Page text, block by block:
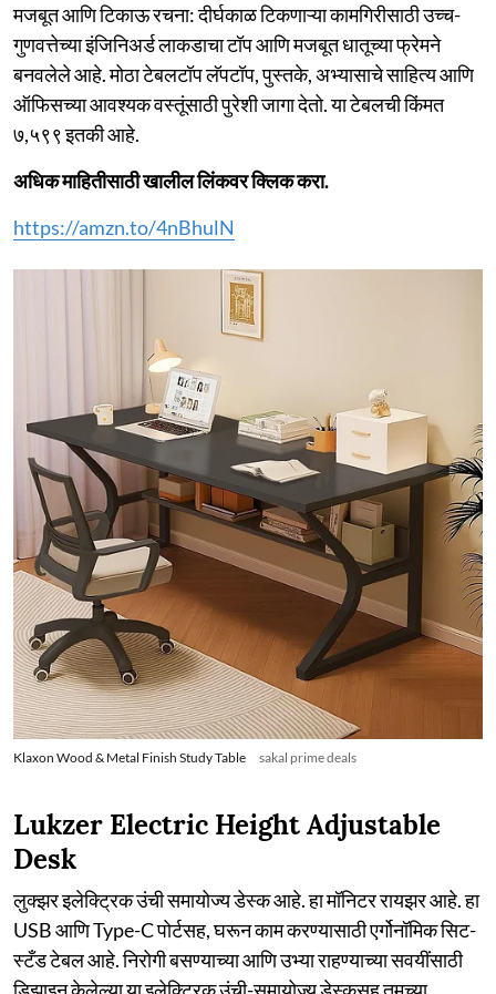
मजबूत आणि टिकाऊ रचना: दीर्घकाळ टिकणाऱ्या कामगिरीसाठी उच्च-
गुणवत्तेच्या इंजिनिअर्ड लाकडाचा टॉप आणि मजबूत धातूच्या फ्रेमने
बनवलेले आहे. मोठा टेबलटॉप लॅपटॉप, पुस्तके, अभ्यासाचे साहित्य आणि
ऑफिसच्या आवश्यक वस्तूंसाठी पुरेशी जागा देतो. या टेबलची किंमत
७,५९९ इतकी आहे.
अधिक माहितीसाठी खालील लिंकवर क्लिक करा.
https://amzn.to/4nBhulN
Klaxon Wood & Metal Finish Study Table sakal prime deals
Lukzer Electric Height Adjustable
Desk
लुक्झर इलेक्ट्रिक उंची समायोज्य डेस्क आहे. हा मॉनिटर रायझर आहे. हा
USB आणि Type-C पोर्टसह, घरून काम करण्यासाठी एर्गोनॉमिक सिट-
स्टँड टेबल आहे. निरोगी बसण्याच्या आणि उभ्या राहण्याच्या सवयींसाठी
डिझाइन केलेल्या या इलेक्ट्रिक उंची-समायोज्य डेस्कसह तुमच्या